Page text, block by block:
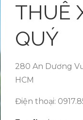
THUÊ
QUÝ
280 An Dương
HCM
Điện thoại: